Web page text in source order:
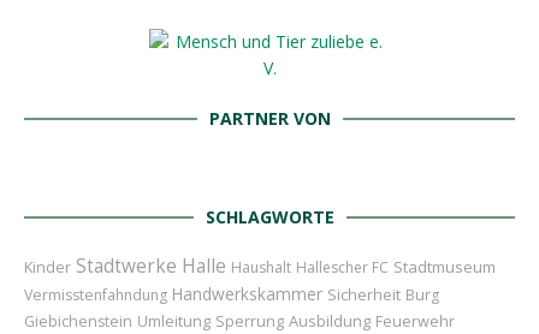
PARTNER VON
SCHLAGWORTE
Kinder Stadtwerke Halle Haushalt Hallescher FC Stadtmuseum
Vermisstenfahndung Handwerkskammer Sicherheit Burg
Giebichenstein Umleitung Sperrung Ausbildung Feuerwehr